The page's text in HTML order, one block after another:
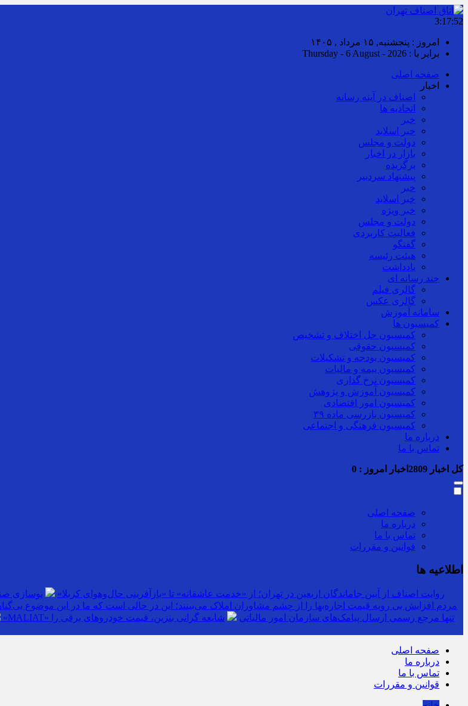
3:17:53
امروز : پنجشنبه, ۱۵ مرداد , ۱۴۰۵
برابر با : Thursday - 6 August - 2026
صفحه اصلی
اخبار
اصناف در آینه رسانه
اتحادیه ها
خبر
خبر اسلايد
دولت و مجلس
بازار در اخبار
برگزیده
پیشنهاد سردبیر
خبر
خبر اسلايد
خبر ویژه
دولت و مجلس
فعالیت کاربردی
گفتگو
هیئت رئیسه
یادداشت
چند رسانه ای
گالری فیلم
گالری عکس
سامانه آموزش
کمیسیون ها
کمیسیون حل اختلاف و تشخیص
کمیسیون حقوقی
کمیسیون بودجه و تشکیلات
کمیسیون بیمه و مالیات
کمیسیون نرخ گذاری
کمیسیون آموزش و پژوهش
کمیسیون امور اقتصادی
کمیسیون بازرسی ماده ۳۹
کمیسیون فرهنگی و اجتماعی
درباره ما
تماس با ما
کل اخبار اخبار امروز : 0
صفحه اصلی
درباره ما
تماس با ما
قوانین و مقررات
اطلاعیه ها
روایت اصناف از آیین جاماندگان اربعین در تهران؛ از «خدمت عاشقانه» تا «بازآفرینی حال‌وهوای کربلا»
نوسازی
مردم افزایش بی رویه قیمت اجاره‌بها را از چشم مشاوران املاک می‌بینند؛ این در حالی است که ما در این موضوع
سرشماره «MALIAT» تنها مرجع رسمی ارسال پیامک‌های سازمان امور مالیاتی
شایعه گرانی بنزین، قیمت خودروهای برقی را
صفحه اصلی
درباره ما
تماس با ما
قوانین و مقررات